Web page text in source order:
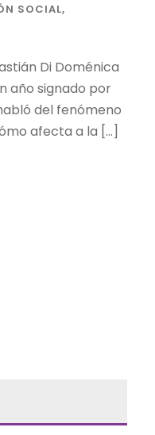
SOCIAL,
Di Doménica
año signado por
del fenómeno
afecta a la […]